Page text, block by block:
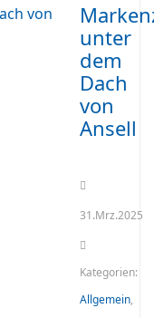
unter
dem
Dach
von
Ansell
31.Mrz.2025
Kategorien:
Allgemein,